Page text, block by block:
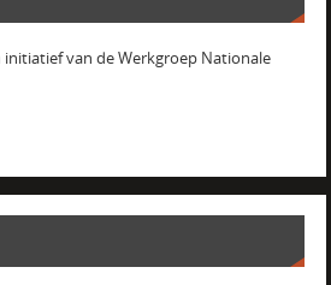
initiatief van de Werkgroep Nationale